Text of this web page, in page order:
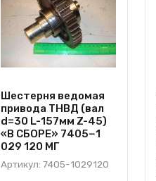
Шестерня ведомая
привода ТНВД (вал
d=30 L-157мм Z-45)
«В СБОРЕ» 7405−1
029 120 МГ
Артикул: 7405-1029120